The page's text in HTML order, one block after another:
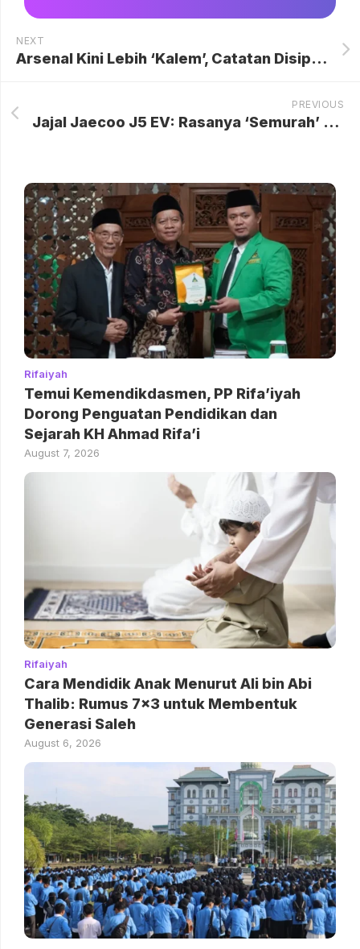
NEXT
Arsenal Kini Lebih ‘Kalem’, Catatan Disiplin Jadi Kunci Kebangkitan The Gunners
PREVIOUS
Jajal Jaecoo J5 EV: Rasanya ‘Semurah’ Harganya?
Rifaiyah
Temui Kemendikdasmen, PP Rifa’iyah
Dorong Penguatan Pendidikan dan
Sejarah KH Ahmad Rifa’i
August 7, 2026
Rifaiyah
Cara Mendidik Anak Menurut Ali bin Abi
Thalib: Rumus 7×3 untuk Membentuk
Generasi Saleh
August 6, 2026